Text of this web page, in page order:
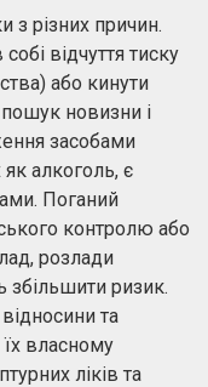
з різних причин.
відчуття тиску
або кинути
новизни і
засобами
алкоголь, є
Поганий
контролю або
розлади
збільшити ризик.
та
власному
ліків та